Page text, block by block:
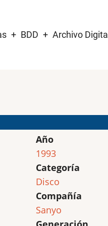
BDD Archivo Digital
Año
1993
Categoría
Disco
Compañía
Sanyo